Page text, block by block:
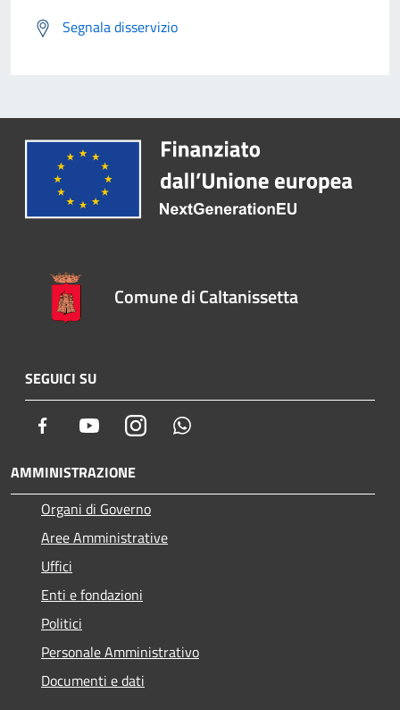
Segnala disservizio
Comune di Caltanissetta
SEGUICI SU
Facebook YoutubeInstagram
AMMINISTRAZIONE
Organi di Governo
Aree Amministrative
Uffici
Enti e fondazioni
Politici
Personale Amministrativo
Documenti e dati